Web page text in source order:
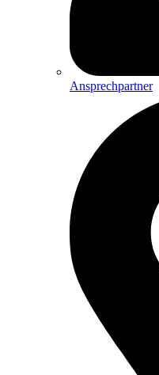
Ansprechpartner